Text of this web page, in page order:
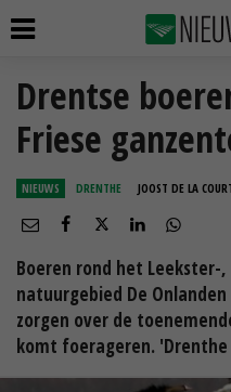
Drentse
Friese
NIEUWS DRENTHE JOOST DE LA
Boeren rond het Leekster-
natuurgebied De
zorgen over de
komt foerageren.